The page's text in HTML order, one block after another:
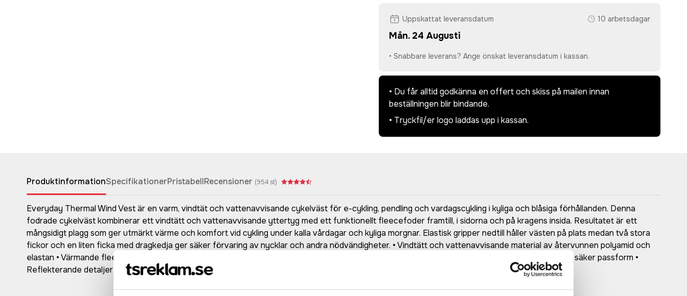
Uppskattat leveransdatum 10 arbetsdagar
Mån. 24 Augusti
• Snabbare leverans? Ange önskat leveransdatum i kassan.
• Du får alltid godkänna en offert och skiss på mailen innan
beställningen blir bindande.
• Tryckfil/er logo laddas upp i kassan.
ProduktinformationSpecifikationerPristabellRecensioner (954 st)
Everyday Thermal Wind Vest är en varm, vindtät och vattenavvisande cykelväst för e-cykling, pendling och vardagscykling i kyliga och blåsiga förhållanden. Denna
fodrade cykelväst kombinerar ett vindtätt och vattenavvisande yttertyg med ett funktionellt fleecefoder framtill, i sidorna och på kragens insida. Resultatet är ett
mångsidigt plagg som ger utmärkt värme och komfort vid cykling under kalla vårdagar och kyliga morgnar. Elastisk gripper nedtill håller västen på plats medan två stora
fickor och en liten ficka med dragkedja ger säker förvaring av nycklar och andra nödvändigheter. • Vindtätt och vattenavvisande material av återvunnen polyamid och
elastan • Värmande fleecefoder fram, i sidorna och på kragens insida • Två stora ryggfickor • Liten ficka med dold dragkedja • Resår nedtill för en säker passform •
Reflekterande detaljer • Regular fit